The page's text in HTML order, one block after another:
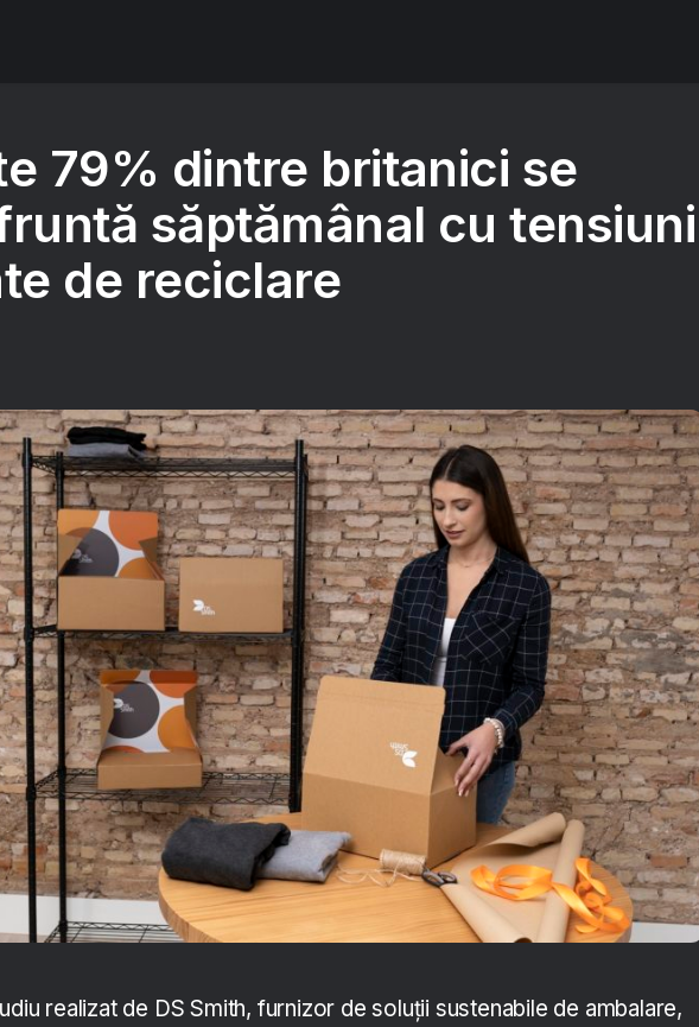
79% dintre britanici se
săptămânal cu tensiuni
de reciclare
realizat de DS Smith, furnizor de soluții sustenabile de ambalare,